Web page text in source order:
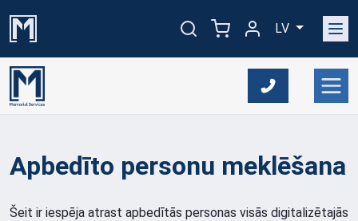
LV
Apbedīto personu meklēšana
Šeit ir iespēja atrast apbedītās personas visās digitalizētajās